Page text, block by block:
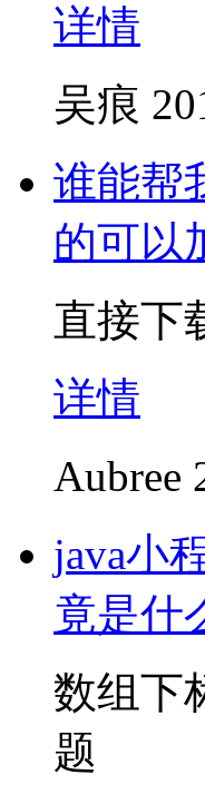
详情
吴痕
谁能帮
的可以
直接下
详情
Aubree
java小
竟是什
数组下
题